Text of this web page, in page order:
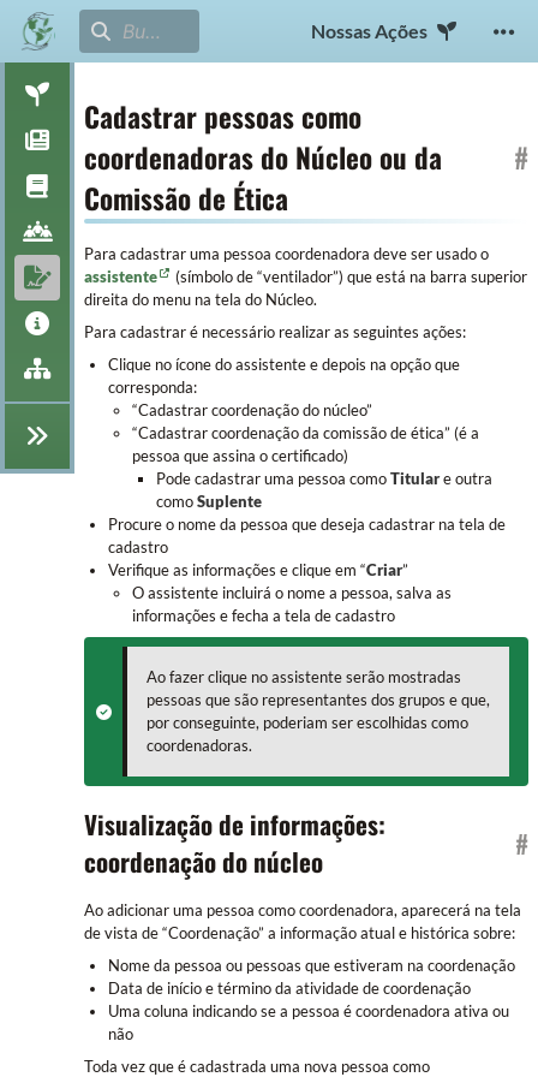
Nossas Ações
Cadastrar pessoas como
coordenadoras do Núcleo ou da
Comissão de Ética
#
Para cadastrar uma pessoa coordenadora deve ser usado o
assistente
(símbolo de “ventilador”) que está na barra superior
direita do menu na tela do Núcleo.
Para cadastrar é necessário realizar as seguintes ações:
Clique no ícone do assistente e depois na opção que
corresponda:
“Cadastrar coordenação do núcleo”
“Cadastrar coordenação da comissão de ética” (é a
pessoa que assina o certificado)
Pode cadastrar uma pessoa comoTitulare outra
comoSuplente
Procure o nome da pessoa que deseja cadastrar na tela de
cadastro
Verifique as informações e clique em “Criar”
O assistente incluirá o nome a pessoa, salva as
informações e fecha a tela de cadastro
Ao fazer clique no assistente serão mostradas
pessoas que são representantes dos grupos e que,
por conseguinte, poderiam ser escolhidas como
coordenadoras.
Visualização de informações:
coordenação do núcleo
#
Ao adicionar uma pessoa como coordenadora, aparecerá na tela
de vista de “Coordenação” a informação atual e histórica sobre:
Nome da pessoa ou pessoas que estiveram na coordenação
Data de início e término da atividade de coordenação
Uma coluna indicando se a pessoa é coordenadora ativa ou
não
Toda vez que é cadastrada uma nova pessoa como